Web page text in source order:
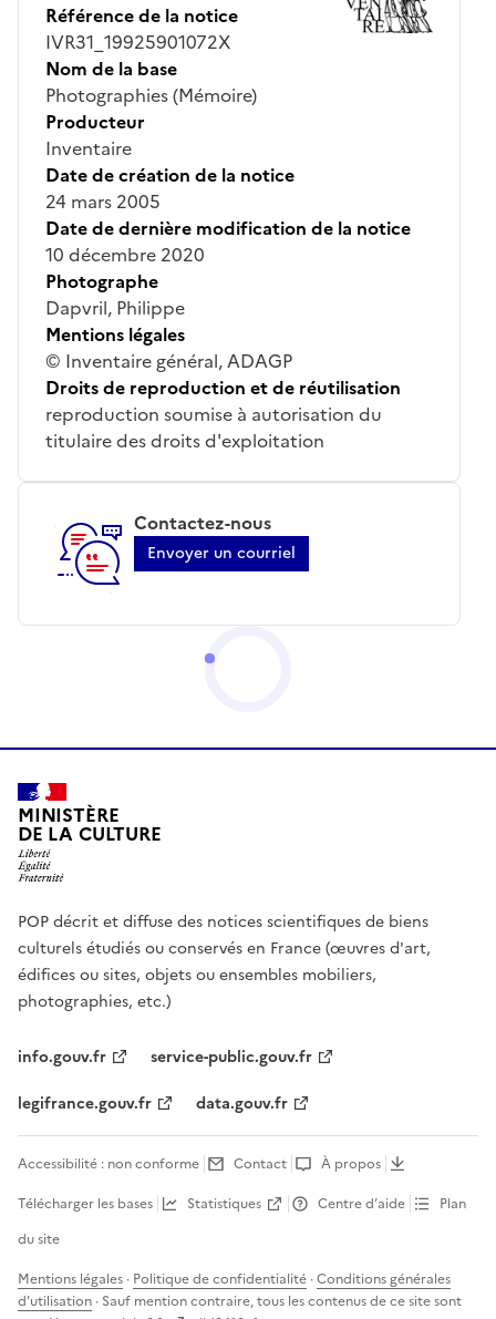
Référence de la notice
IVR31_19925901072X
Nom de la base
Photographies (Mémoire)
Producteur
Inventaire
Date de création de la notice
24 mars 2005
Date de dernière modification de la notice
10 décembre 2020
Photographe
Dapvril, Philippe
Mentions légales
© Inventaire général, ADAGP
Droits de reproduction et de réutilisation
reproduction soumise à autorisation du
titulaire des droits d'exploitation
Contactez-nous
Envoyer un courriel
MINISTÈRE
DE LA CULTURE
POP décrit et diffuse des notices scientifiques de biens
culturels étudiés ou conservés en France (œuvres d'art,
édifices ou sites, objets ou ensembles mobiliers,
photographies, etc.)
info.gouv.fr
service-public.gouv.fr
legifrance.gouv.fr
data.gouv.fr
Accessibilité : non conforme Contact
À propos
Télécharger les bases
Statistiques Centre d’aide
Plan
du site
Mentions légales · Politique de confidentialité ·Conditions générales
d'utilisation · Sauf mention contraire, tous les contenus de ce site sont